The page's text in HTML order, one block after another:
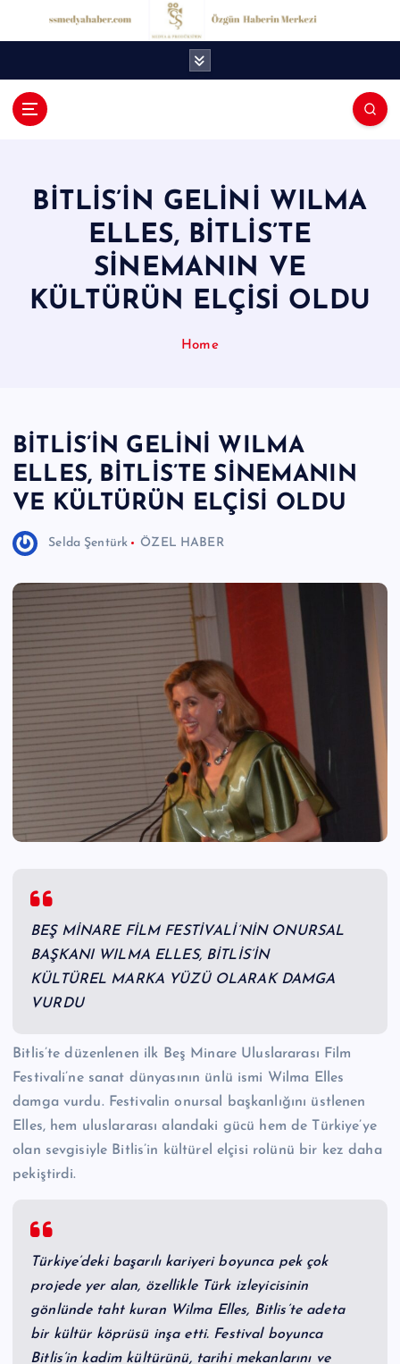
M
e
d
y
a
H
e
r
I
Ö
z
g
ü
n
H
a
b
e
ri
n
k
e
BİTLİS’İN GELİNİ WILMA
ELLES, BİTLİS’TE
SİNEMANIN VE
KÜLTÜRÜN ELÇİSİ OLDU
Home
BİTLİS’İN GELİNİ WILMA
ELLES, BİTLİS’TE SİNEMANIN
VE KÜLTÜRÜN ELÇİSİ OLDU
Selda Şentürk ÖZEL HABER
BEŞ MİNARE FİLM FESTİVALİ’NİN ONURSAL
BAŞKANI WILMA ELLES, BİTLİS’İN
KÜLTÜREL MARKA YÜZÜ OLARAK DAMGA
VURDU
Bitlis’te düzenlenen ilk Beş Minare Uluslararası Film
Festivali’ne sanat dünyasının ünlü ismi Wilma Elles
damga vurdu. Festivalin onursal başkanlığını üstlenen
Elles, hem uluslararası alandaki gücü hem de Türkiye’ye
olan sevgisiyle Bitlis’in kültürel elçisi rolünü bir kez daha
pekiştirdi.
Türkiye’deki başarılı kariyeri boyunca pek çok
projede yer alan, özellikle Türk izleyicisinin
gönlünde taht kuran Wilma Elles, Bitlis’te adeta
bir kültür köprüsü inşa etti. Festival boyunca
Bitlis’in kadim kültürünü, tarihi mekanlarını ve